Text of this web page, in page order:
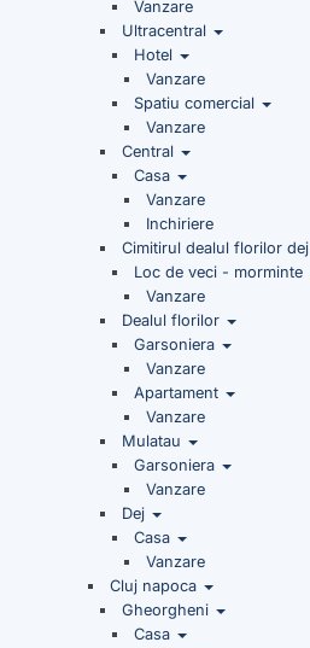
Vanzare
Ultracentral
Hotel
Vanzare
Spatiu comercial
Vanzare
Central
Casa
Vanzare
Inchiriere
Cimitirul dealul florilor dej
Loc de veci - morminte
Vanzare
Dealul florilor
Garsoniera
Vanzare
Apartament
Vanzare
Mulatau
Garsoniera
Vanzare
Dej
Casa
Vanzare
Cluj napoca
Gheorgheni
Casa